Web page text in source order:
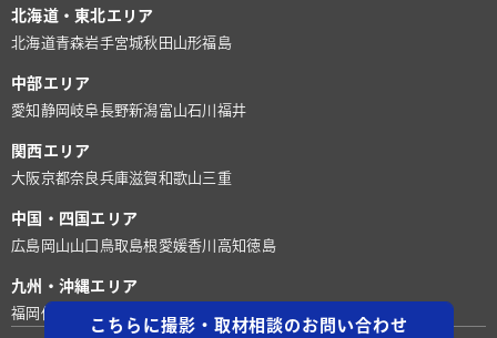
こちらに撮影・取材相談のお問い合わせ
北海道・東北エリア
北海道青森岩手宮城秋田 山形福島
中部エリア
愛知 静岡 岐阜長野新潟富山石川 福井
関西エリア
大阪京都奈良兵庫滋賀和歌山 三重
中国・四国エリア
広島 岡山山口 鳥取島根 愛媛香川 高知徳島
九州・沖縄エリア
福岡 佐賀